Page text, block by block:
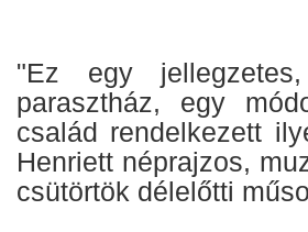
"Ez egy
parasztház, egy
család rendelkezett
Henriett néprajzos,
csütörtök délelőtti